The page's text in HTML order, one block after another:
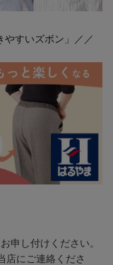
やすいズボン」／／
申し付けください。
店にご連絡くださ